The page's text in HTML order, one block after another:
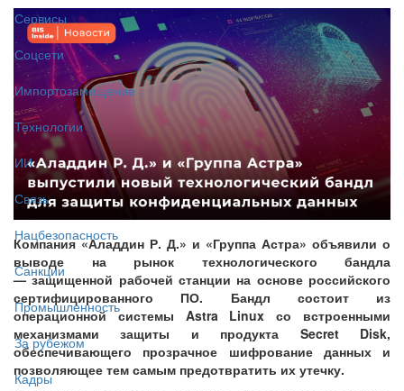
Сервисы
Соцсети
Импортозамещение
Технологии
ИИ
Связь
Нацбезопасность
Санкции
Промышленность
За рубежом
Кадры
Компания «Аладдин Р. Д.» и «Группа Астра» объявили о
выводе на рынок технологического бандла
— защищенной рабочей станции на основе российского
сертифицированного ПО. Бандл состоит из
операционной системы Astra Linux со встроенными
механизмами защиты и продукта Secret Disk,
обеспечивающего прозрачное шифрование данных и
позволяющее тем самым предотвратить их утечку.